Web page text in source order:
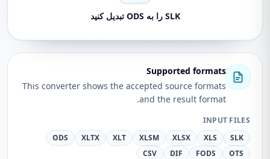
SLK را به ODS تبدیل کنید
Supported formats
This converter shows the accepted source formats
and the result format.
INPUT FILES
SLK
XLS
XLSX
XLSM
XLT
XLTX
ODS
OTS
FODS
DIF
CSV